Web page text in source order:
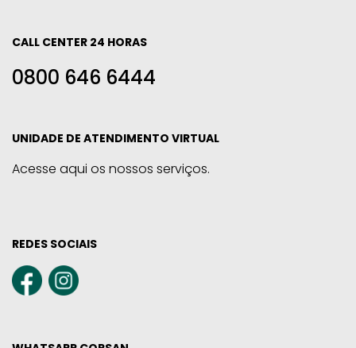
CALL CENTER 24 HORAS
0800 646 6444
UNIDADE DE ATENDIMENTO VIRTUAL
Acesse aqui os nossos serviços.
REDES SOCIAIS